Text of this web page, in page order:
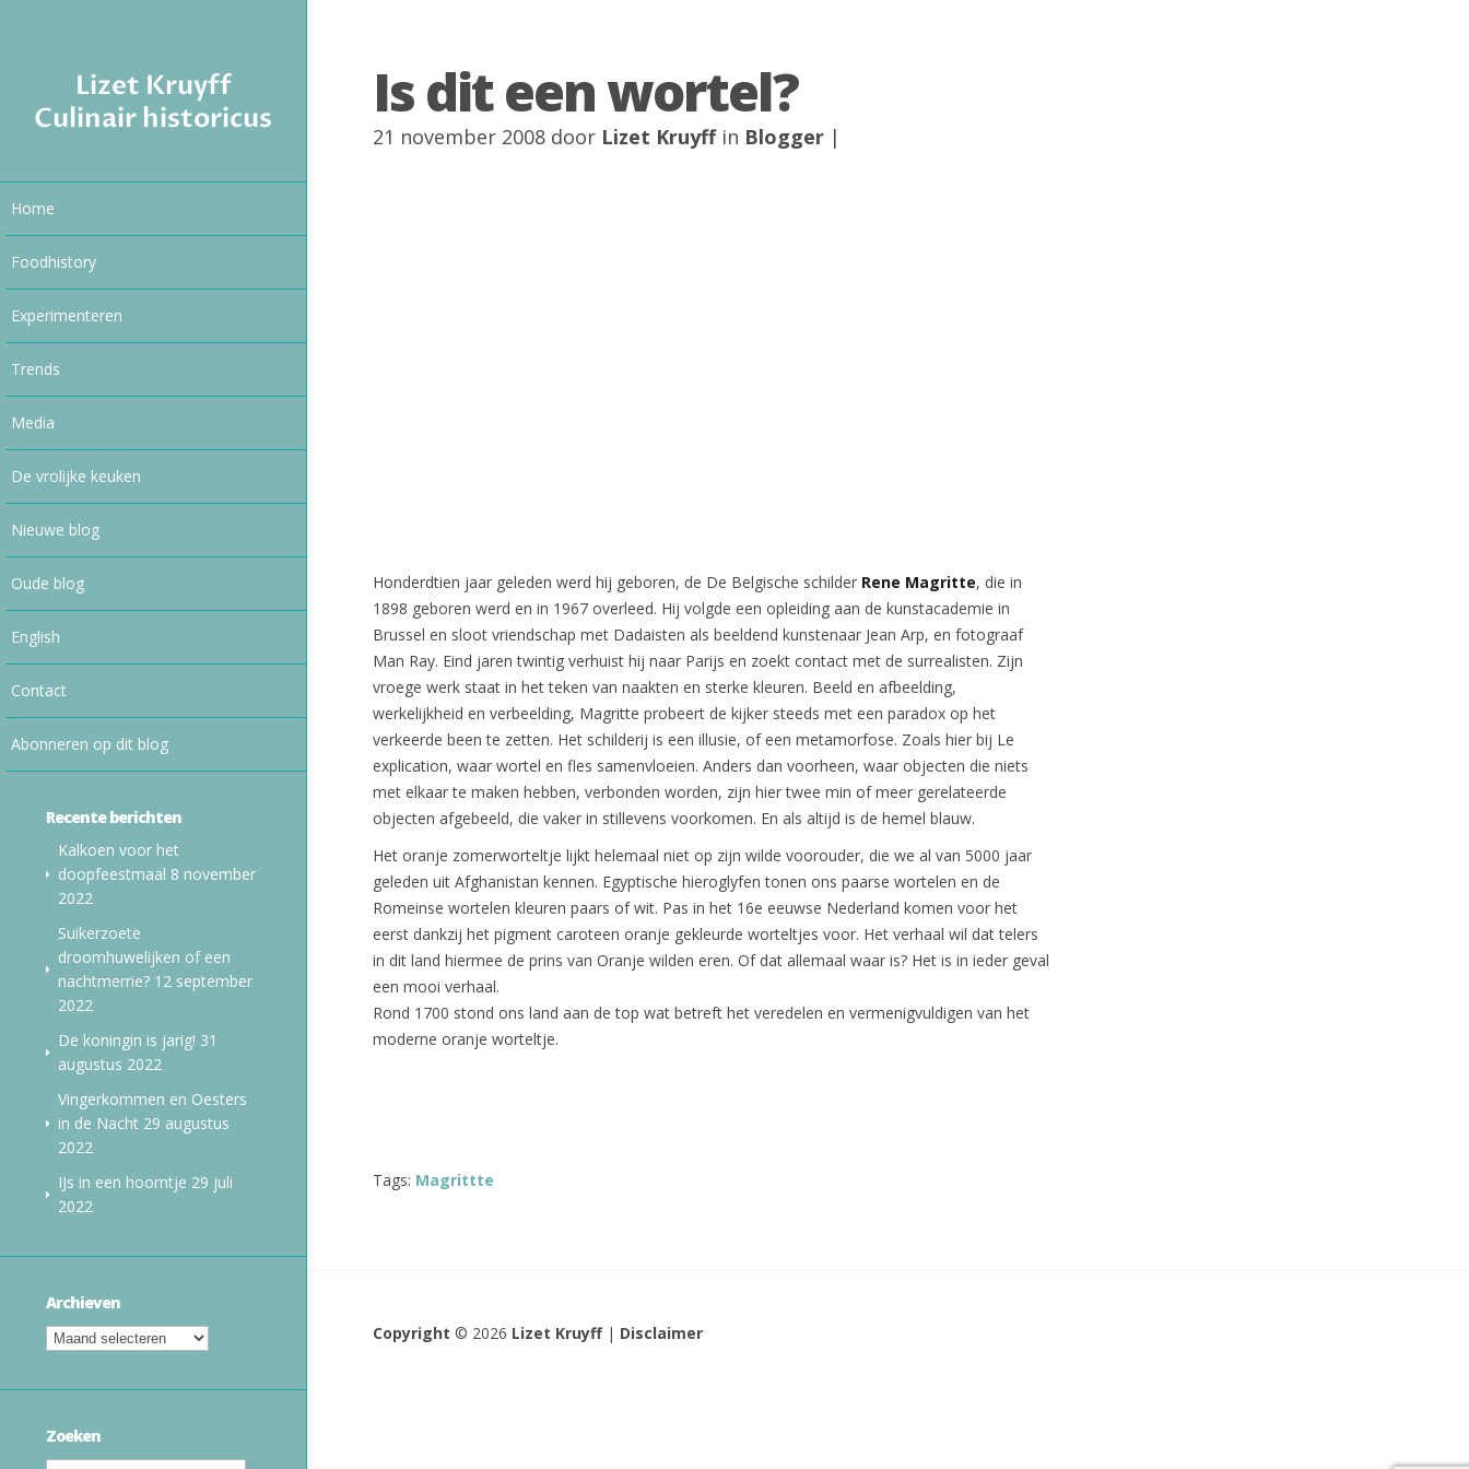
Lizet Kruyff
Culinair historicus
Home
Foodhistory
Experimenteren
Trends
Media
De vrolijke keuken
Nieuwe blog
Oude blog
English
Contact
Abonneren op dit blog
Recente berichten
Kalkoen voor het
doopfeestmaal 8 november
2022
Suikerzoete
droomhuwelijken of een
nachtmerrie? 12 september
2022
De koningin is jarig! 31
augustus 2022
Vingerkommen en Oesters
in de Nacht 29 augustus
2022
IJs in een hoorntje 29 juli
2022
Archieven
Zoeken
Is dit een wortel?
21 november 2008 door Lizet Kruyffin Blogger |
Honderdtien jaar geleden werd hij geboren, de De Belgische schilder Rene Magritte, die in
1898 geboren werd en in 1967 overleed. Hij volgde een opleiding aan de kunstacademie in
Brussel en sloot vriendschap met Dadaisten als beeldend kunstenaar Jean Arp, en fotograaf
Man Ray. Eind jaren twintig verhuist hij naar Parijs en zoekt contact met de surrealisten. Zijn
vroege werk staat in het teken van naakten en sterke kleuren. Beeld en afbeelding,
werkelijkheid en verbeelding, Magritte probeert de kijker steeds met een paradox op het
verkeerde been te zetten. Het schilderij is een illusie, of een metamorfose. Zoals hier bij Le
explication, waar wortel en fles samenvloeien. Anders dan voorheen, waar objecten die niets
met elkaar te maken hebben, verbonden worden, zijn hier twee min of meer gerelateerde
objecten afgebeeld, die vaker in stillevens voorkomen. En als altijd is de hemel blauw.
Het oranje zomerworteltje lijkt helemaal niet op zijn wilde voorouder, die we al van 5000 jaar
geleden uit Afghanistan kennen. Egyptische hieroglyfen tonen ons paarse wortelen en de
Romeinse wortelen kleuren paars of wit. Pas in het 16e eeuwse Nederland komen voor het
eerst dankzij het pigment caroteen oranje gekleurde worteltjes voor. Het verhaal wil dat telers
in dit land hiermee de prins van Oranje wilden eren. Of dat allemaal waar is? Het is in ieder geval
een mooi verhaal.
Rond 1700 stond ons land aan de top wat betreft het veredelen en vermenigvuldigen van het
moderne oranje worteltje.
Tags: Magrittte
Copyright © 2026 Lizet Kruyff| Disclaimer